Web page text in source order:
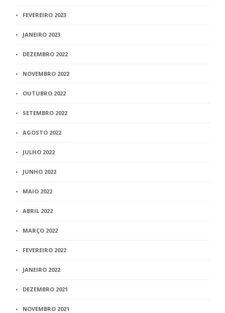
FEVEREIRO 2023
JANEIRO 2023
DEZEMBRO 2022
NOVEMBRO 2022
OUTUBRO 2022
SETEMBRO 2022
AGOSTO 2022
JULHO 2022
JUNHO 2022
MAIO 2022
ABRIL 2022
MARÇO 2022
FEVEREIRO 2022
JANEIRO 2022
DEZEMBRO 2021
NOVEMBRO 2021